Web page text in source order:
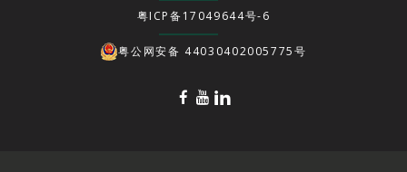
粤ICP备17049644号-6
粤公网安备 44030402005775号